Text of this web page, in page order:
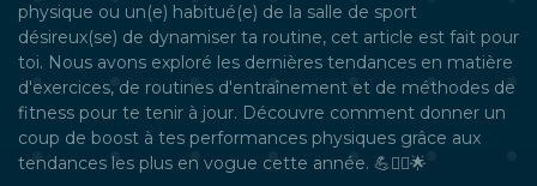
physique ou un(e) habitué(e) de la salle de sport
désireux(se) de dynamiser ta routine, cet article est fait pour
toi. Nous avons exploré les dernières tendances en matière
d'exercices, de routines d'entraînement et de méthodes de
fitness pour te tenir à jour. Découvre comment donner un
coup de boost à tes performances physiques grâce aux
tendances les plus en vogue cette année. 💪🏋️‍♂️🌟